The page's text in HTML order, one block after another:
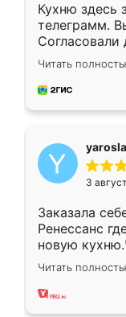
Кухню здесь
телеграмм.
Согласовали
недели
довольны
мебель за
Читать
3
Заказала
Ренессанс
новую
вполне
два года,
Читать